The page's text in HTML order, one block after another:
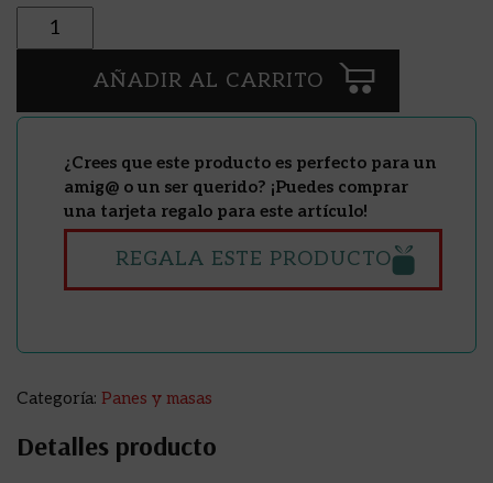
Cantidad
AÑADIR AL CARRITO
¿Crees que este producto es perfecto para un
amig@ o un ser querido? ¡Puedes comprar
una tarjeta regalo para este artículo!
REGALA ESTE PRODUCTO
Categoría: Panes y masas
Detalles producto